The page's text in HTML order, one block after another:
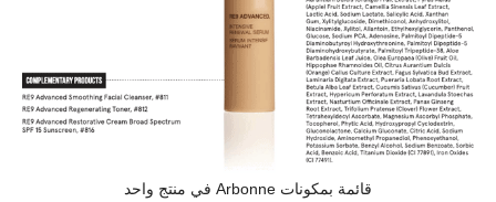
قائمة بمكونات Arbonne في منتج واحد